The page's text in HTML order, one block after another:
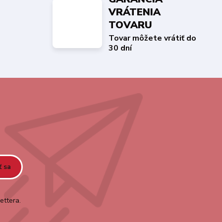
VRÁTENIA
TOVARU
Tovar môžete vrátiť do
30 dní
sa